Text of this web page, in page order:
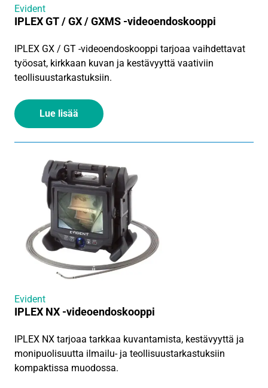
Evident
IPLEX GT / GX / GXMS -videoendoskooppi
IPLEX GX / GT -videoendoskooppi tarjoaa vaihdettavat
työosat, kirkkaan kuvan ja kestävyyttä vaativiin
teollisuustarkastuksiin.
Lue lisää
Evident
IPLEX NX -videoendoskooppi
IPLEX NX tarjoaa tarkkaa kuvantamista, kestävyyttä ja
monipuolisuutta ilmailu- ja teollisuustarkastuksiin
kompaktissa muodossa.